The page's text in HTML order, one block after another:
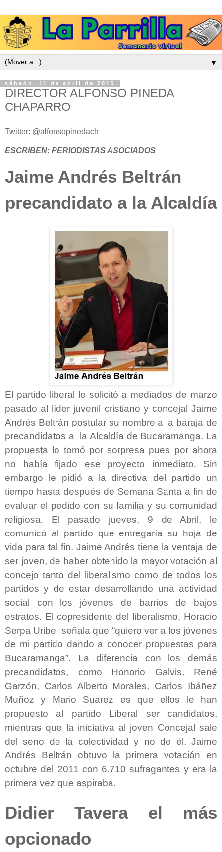
▼
sábado, 11 de abril de 2015
DIRECTOR ALFONSO PINEDA
CHAPARRO
Twitter: @alfonsopinedach
ESCRIBEN: PERIODISTAS ASOCIADOS
Jaime Andrés Beltrán
precandidato a la Alcaldía
El partido liberal le solicitó a mediados de marzo
pasado al líder juvenil cristiano y concejal Jaime
Andrés Beltrán postular su nombre a la baraja de
precandidatos a la Alcaldía de Bucaramanga. La
propuesta lo tomó por sorpresa pues por ahora
no había fijado ese proyecto inmediato. Sin
embargo le pidió a la directiva del partido un
tiempo hasta después de Semana Santa a fin de
evaluar el pedido con su familia y su comunidad
religiosa. El pasado jueves, 9 de Abril, le
comunicó al partido que entregaría su hoja de
vida para tal fin. Jaime Andrés tiene la ventaja de
ser joven, de haber obtenido la mayor votación al
concejo tanto del liberalismo como de todos los
partidos y de estar desarrollando una actividad
social con los jóvenes de barrios de bajos
estratos. El copresidente del liberalismo, Horacio
Serpa Uribe señala que “quiero ver a los jóvenes
de mi partido dando a conocer propuestas para
Bucaramanga”. La diferencia con los demás
precandidatos, como Honorio Galvis, René
Garzón, Carlos Alberto Morales, Carlos Ibáñez
Muñoz y Mario Suarez es que ellos le han
propuesto al partido Liberal ser candidatos,
mientras que la iniciativa al joven Concejal sale
del seno de la colectividad y no de él. Jaime
Andrés Beltrán obtuvo la primera votación en
octubre del 2011 con 6.710 sufragantes y era la
primera vez que aspiraba.
Didier Tavera el más
opcionado